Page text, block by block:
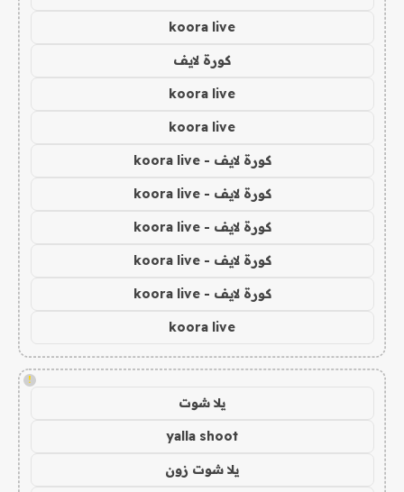
koora live
كورة لايف
koora live
koora live
كورة لايف - koora live
كورة لايف - koora live
كورة لايف - koora live
كورة لايف - koora live
كورة لايف - koora live
koora live
!
يلا شوت
yalla shoot
يلا شوت زون